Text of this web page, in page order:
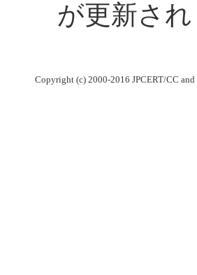
が更新さ
Copyright (c) 2000-2016 JPCERT/CC and